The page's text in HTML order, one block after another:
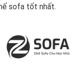
sofa tốt nhất.